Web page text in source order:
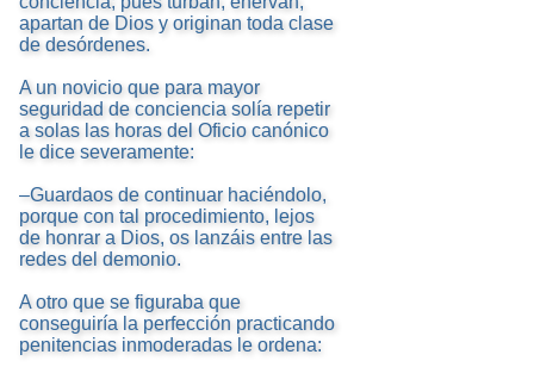
apartan de Dios y originan toda clase
de desórdenes.
A un novicio que para mayor
seguridad de conciencia solía repetir
a solas las horas del Oficio canónico
le dice severamente:
–Guardaos de continuar haciéndolo,
porque con tal procedimiento, lejos
de honrar a Dios, os lanzáis entre las
redes del demonio.
A otro que se figuraba que
conseguiría la perfección practicando
penitencias inmoderadas le ordena: